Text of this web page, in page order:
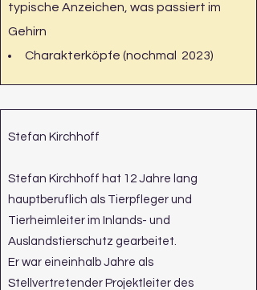
typische Anzeichen, was passiert im
Gehirn
Charakterköpfe (nochmal 2023)
Stefan Kirchhoff
Stefan Kirchhoff hat 12 Jahre lang
hauptberuflich als Tierpfleger und
Tierheimleiter im Inlands- und
Auslandstierschutz gearbeitet.
Er war eineinhalb Jahre als
Stellvertretender Projektleiter des